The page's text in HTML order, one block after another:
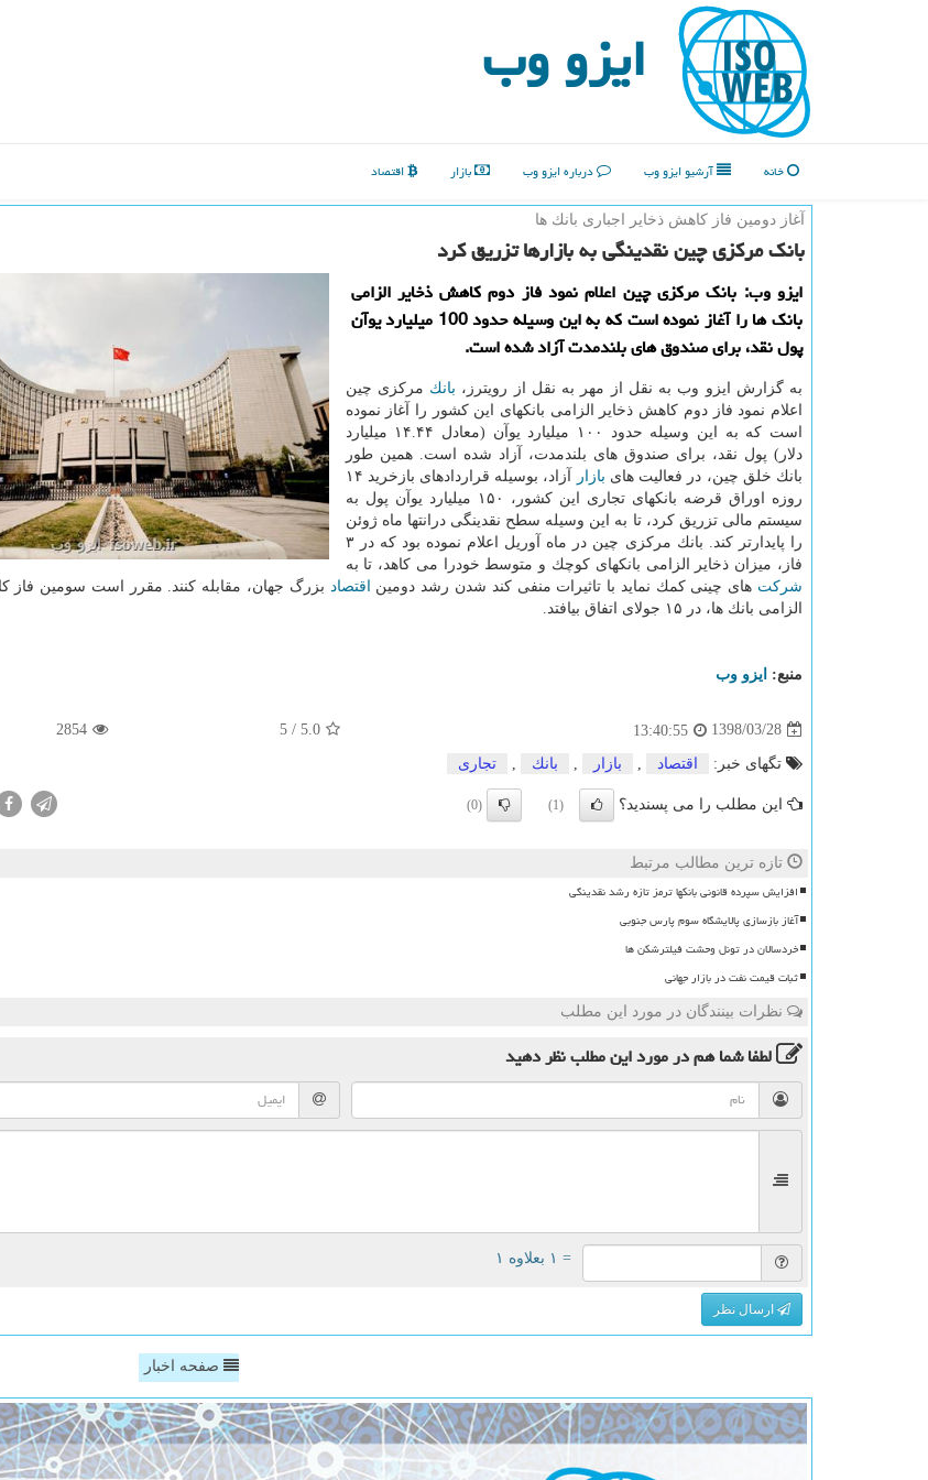
ایزو وب
خانه آرشیو ایزو وب درباره ایزو وب بازار اقتصاد
آغاز دومین فاز كاهش ذخایر اجباری بانك ها
بانك مركزی چین نقدینگی به بازارها تزریق كرد
ایزو وب: بانك مركزی چین اعلام نمود فاز دوم كاهش ذخایر الزامی
بانك ها را آغاز نموده است كه به این وسیله حدود 100 میلیارد یوآن
پول نقد، برای صندوق های بلندمدت آزاد شده است.
به گزارش ایزو وب به نقل از مهر به نقل از رویترز، بانك مركزی چین
اعلام نمود فاز دوم كاهش ذخایر الزامی بانكهای این كشور را آغاز نموده
است كه به این وسیله حدود ۱۰۰ میلیارد یوآن (معادل ۱۴.۴۴ میلیارد
دلار) پول نقد، برای صندوق های بلندمدت، آزاد شده است. همین طور
بانك خلق چین، در فعالیت های بازار
آزاد، بوسیله قراردادهای بازخرید ۱۴
روزه اوراق قرضه بانكهای تجاری این كشور، ۱۵۰ میلیارد یوآن پول به
سیستم مالی تزریق كرد، تا به این وسیله سطح نقدینگی درانتها ماه ژوئن
را پایدارتر كند. بانك مركزی چین در ماه آوریل اعلام نموده بود كه در ۳
فاز، میزان ذخایر الزامی بانكهای كوچك و متوسط خودرا می كاهد، تا به
شركت های چینی كمك نماید با تاثیرات منفی كند شدن رشد دومین اقتصاد بزرگ جهان، مقابله كنند. مقرر است سومین فاز
الزامی بانك ها، در ۱۵ جولای اتفاق بیافتد.
منبع: ایزو وب
1398/03/28
13:40:55
5.0
/
5
2854
تگهای خبر: اقتصاد بازار بانك تجاری
این مطلب را می پسندید؟ (1)
(0)
تازه ترین مطالب مرتبط
افزایش سپرده قانونی بانکها ترمز تازه رشد نقدینگی
آغاز بازسازی پالایشگاه سوم پارس جنوبی
خردسالان در تونل وحشت فیلترشکن ها
ثبات قیمت نفت در بازار جهانی
نظرات بینندگان در مورد این مطلب
لطفا شما همدر مورد این مطلبنظر دهید
= ۱ بعلاوه ۱
ارسال نظر
صفحه اخبار